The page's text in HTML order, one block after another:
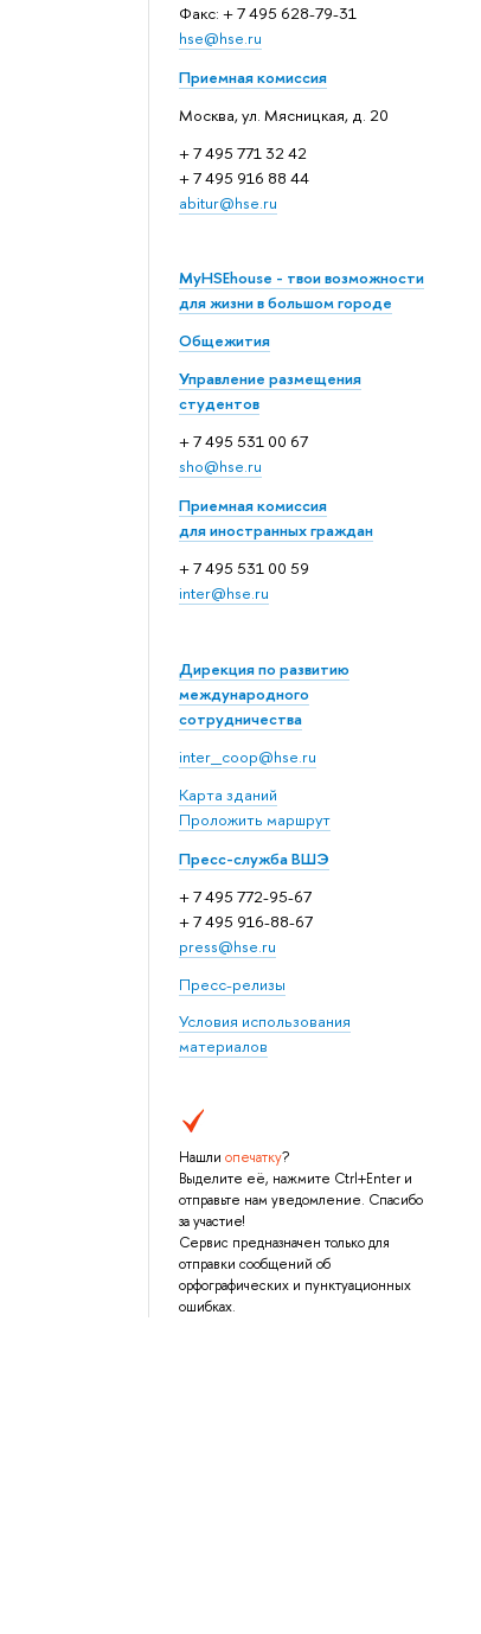
Факс: + 7 495 628-79-31
hse@hse.ru
Приемная комиссия
Москва, ул. Мясницкая, д. 20
+ 7 495 771 32 42
+ 7 495 916 88 44
abitur@hse.ru
MyHSEhouse - твои возможности
для жизни в большом городе
Общежития
Управление размещения
студентов
+ 7 495 531 00 67
sho@hse.ru
Приемная комиссия
для иностранных граждан
+ 7 495 531 00 59
inter@hse.ru
Дирекция по развитию
международного
сотрудничества
inter_coop@hse.ru
Карта зданий
Проложить маршрут
Пресс-служба ВШЭ
+ 7 495 772-95-67
+ 7 495 916-88-67
press@hse.ru
Пресс-релизы
Условия использования
материалов
Нашли опечатку?
Выделите её, нажмите Ctrl+Enter и
отправьте нам уведомление. Спасибо
за участие!
Сервис предназначен только для
отправки сообщений об
орфографических и пунктуационных
ошибках.